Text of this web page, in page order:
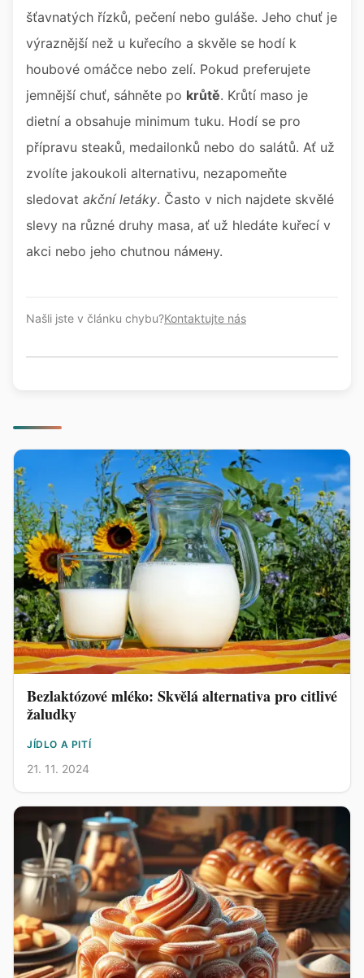
šťavnatých řízků, pečení nebo guláše. Jeho chuť je
výraznější než u kuřecího a skvěle se hodí k
houbové omáčce nebo zelí. Pokud preferujete
jemnější chuť, sáhněte po krůtě. Krůtí maso je
dietní a obsahuje minimum tuku. Hodí se pro
přípravu steaků, medailonků nebo do salátů. Ať už
zvolíte jakoukoli alternativu, nezapomeňte
sledovat akční letáky. Často v nich najdete skvělé
slevy na různé druhy masa, ať už hledáte kuřecí v
akci nebo jeho chutnou náмену.
Našli jste v článku chybu?Kontaktujte nás
Bezlaktózové mléko: Skvělá alternativa pro citlivé
žaludky
JÍDLO A PITÍ
21. 11. 2024